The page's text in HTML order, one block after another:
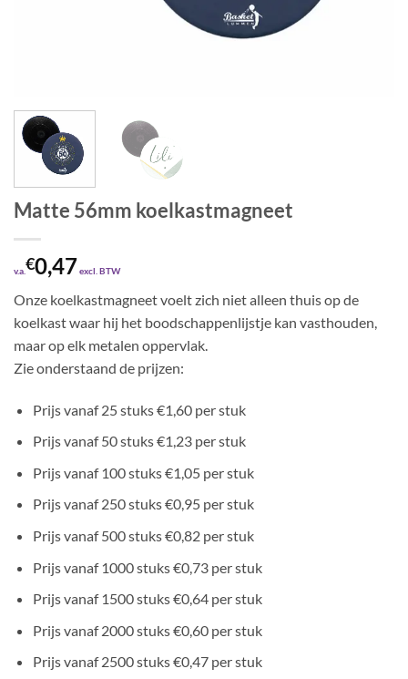
Matte 56mm koelkastmagneet
v.a.€0,47excl. BTW
Onze koelkastmagneet voelt zich niet alleen thuis op de
koelkast waar hij het boodschappenlijstje kan vasthouden,
maar op elk metalen oppervlak.
Zie onderstaand de prijzen:
Prijs vanaf 25 stuks €1,60 per stuk
Prijs vanaf 50 stuks €1,23 per stuk
Prijs vanaf 100 stuks €1,05 per stuk
Prijs vanaf 250 stuks €0,95 per stuk
Prijs vanaf 500 stuks €0,82 per stuk
Prijs vanaf 1000 stuks €0,73 per stuk
Prijs vanaf 1500 stuks €0,64 per stuk
Prijs vanaf 2000 stuks €0,60 per stuk
Prijs vanaf 2500 stuks €0,47 per stuk